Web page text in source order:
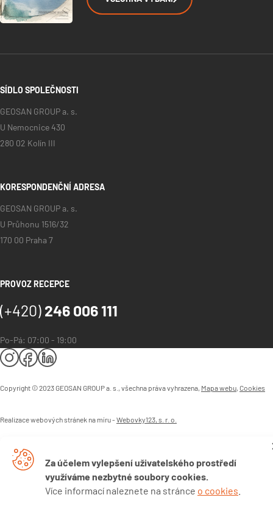
SÍDLO SPOLEČNOSTI
GEOSAN GROUP a. s.
U Nemocnice 430
280 02 Kolín III
KORESPONDENČNÍ ADRESA
GEOSAN GROUP a. s.
U Průhonu 1516/32
170 00 Praha 7
PROVOZ RECEPCE
(+420) 246 006 111
Po-Pá: 07:00 - 19:00
Copyright © 2023 GEOSAN GROUP a. s., všechna práva vyhrazena, Mapa webu, Cookies
Realizace webových stránek na míru -Webovky123, s. r. o.
Za účelem vylepšení uživatelského prostředí
využíváme nezbytné soubory cookies.
Více informací naleznete na stránce o cookies